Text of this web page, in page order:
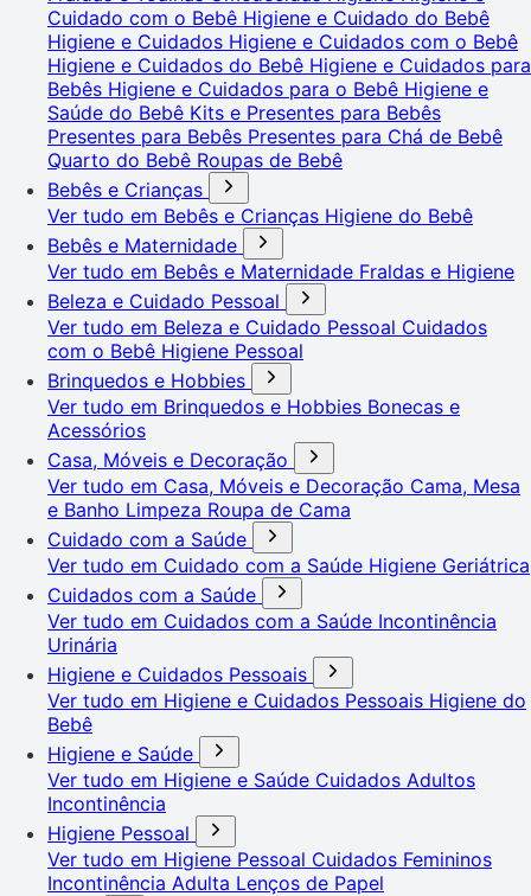
Cuidado com o Bebê Higiene e Cuidado do Bebê
Higiene e Cuidados Higiene e Cuidados com o Bebê
Higiene e Cuidados do Bebê Higiene e Cuidados para
Bebês Higiene e Cuidados para o Bebê Higiene e
Saúde do Bebê Kits e Presentes para Bebês
Presentes para Bebês Presentes para Chá de Bebê
Quarto do Bebê Roupas de Bebê
Bebês e Crianças
Ver tudo em Bebês e Crianças Higiene do Bebê
Bebês e Maternidade
Ver tudo em Bebês e Maternidade Fraldas e Higiene
Beleza e Cuidado Pessoal
Ver tudo em Beleza e Cuidado Pessoal Cuidados
com o Bebê Higiene Pessoal
Brinquedos e Hobbies
Ver tudo em Brinquedos e Hobbies Bonecas e
Acessórios
Casa, Móveis e Decoração
Ver tudo em Casa, Móveis e Decoração Cama, Mesa
e Banho Limpeza Roupa de Cama
Cuidado com a Saúde
Ver tudo em Cuidado com a Saúde Higiene Geriátrica
Cuidados com a Saúde
Ver tudo em Cuidados com a Saúde Incontinência
Urinária
Higiene e Cuidados Pessoais
Ver tudo em Higiene e Cuidados Pessoais Higiene do
Bebê
Higiene e Saúde
Ver tudo em Higiene e Saúde Cuidados Adultos
Incontinência
Higiene Pessoal
Ver tudo em Higiene Pessoal Cuidados Femininos
Incontinência Adulta Lenços de Papel